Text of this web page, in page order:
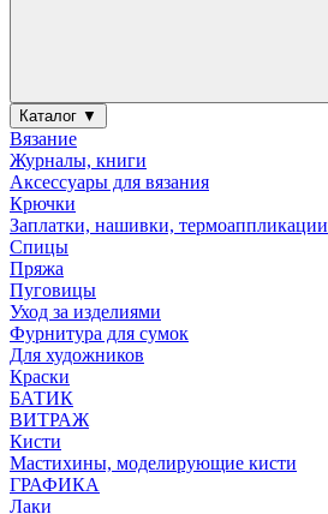
Каталог ▼
Вязание
Журналы, книги
Аксессуары для вязания
Крючки
Заплатки, нашивки, термоаппликации
Спицы
Пряжа
Пуговицы
Уход за изделиями
Фурнитура для сумок
Для художников
Краски
БАТИК
ВИТРАЖ
Кисти
Мастихины, моделирующие кисти
ГРАФИКА
Лаки